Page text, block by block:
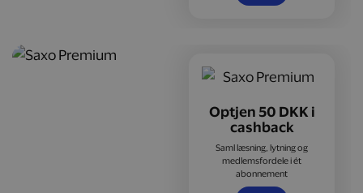
Optjen 50 DKK i
cashback
Saml læsning, lytning og
medlemsfordele i ét
abonnement